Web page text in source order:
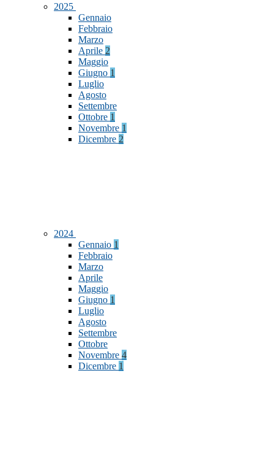
2025
Gennaio
Febbraio
Marzo
Aprile 2
Maggio
Giugno 1
Luglio
Agosto
Settembre
Ottobre 1
Novembre 1
Dicembre 2
2024
Gennaio 1
Febbraio
Marzo
Aprile
Maggio
Giugno 1
Luglio
Agosto
Settembre
Ottobre
Novembre 4
Dicembre 1